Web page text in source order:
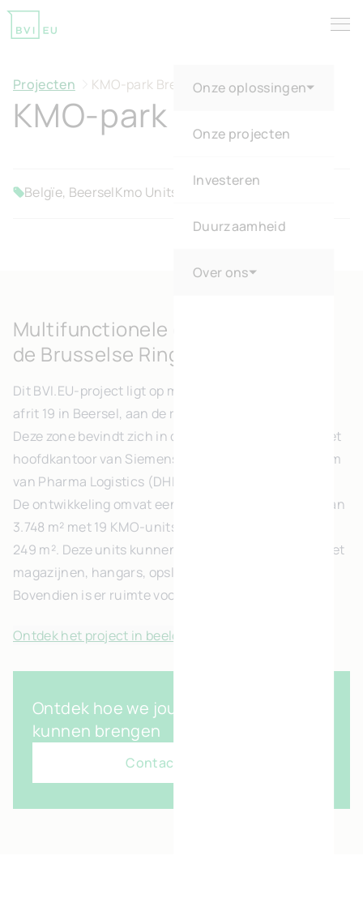
Onze oplossingen
Onze projecten
Investeren
Duurzaamheid
Over ons
KMO-park Breedveld
Projecten KMO-park Breedveld
Belgïe, BeerselKmo Units
Multifunctionele oppervlakken op
de Brusselse Ring
Dit BVI.EU-project ligt op minder dan 2 kilometer van
afrit 19 in Beersel, aan de ring van Brussel.
Deze zone bevindt zich in de directe nabijheid van het
hoofdkantoor van Siemens en het distributiecentrum
van Pharma Logistics (DHL).
De ontwikkeling omvat een bebouwde oppervlakte van
3.748 m² met 19 KMO-units, variërend van 136 m² tot
249 m². Deze units kunnen gecombineerd worden met
magazijnen, hangars, opslagruimtes, enzovoort.
Bovendien is er ruimte voorzien voor bezoekers.
Ontdek het project in beelden
Ontdek hoe we jouw visie tot leven
kunnen brengen
Contacteer ons